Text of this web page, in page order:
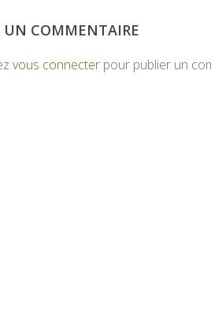
UN COMMENTAIRE
vous connecter pour publier un